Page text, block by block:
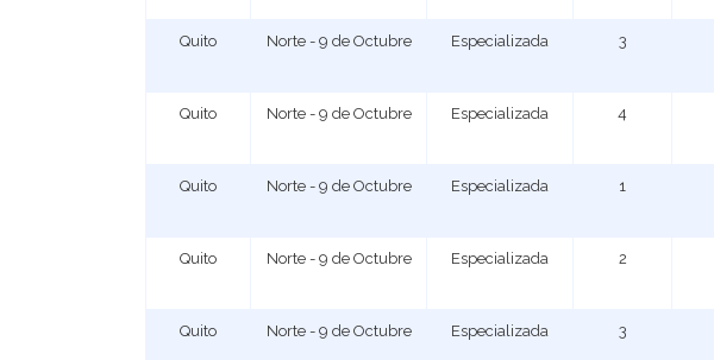
Quito Norte - 9 de Octubre Especializada 3
Quito Norte - 9 de Octubre Especializada 4
Quito Norte - 9 de Octubre Especializada 1
Quito Norte - 9 de Octubre Especializada 2
Quito Norte - 9 de Octubre Especializada 3